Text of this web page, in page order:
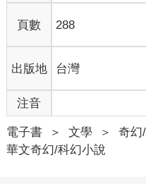
往山裡跑。
「我知道你體力不好，這次
隊。」阿傑笑著舉起手中的
「洗咧靠喔。」外表斯文的
強，他心裡的某個角落一直隱
這次上山，三個人開了兩輛
下來的路程他們打算沿著產
頁數 288
出版地 台灣
注音
電子書 ＞ 文學 ＞ 奇幻
華文奇幻/科幻小說